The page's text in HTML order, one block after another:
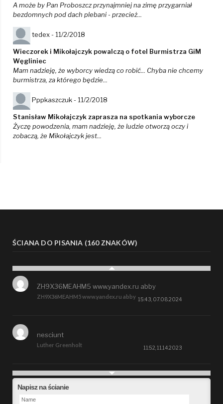
A może by Pan Proboszcz przynajmniej na zimę przygarniał
bezdomnych pod dach plebani - przecież...
tedex - 11/2/2018
Wieczorek i Mikołajczyk powalczą o fotel Burmistrza GiM
Węgliniec
Mam nadzieję, że wyborcy wiedzą co robić... Chyba nie chcemy
burmistrza, za którego będzie...
Pppkaszczuk - 11/2/2018
Stanisław Mikołajczyk zaprasza na spotkania wyborcze
Życzę powodzenia, mam nadzieję, że ludzie otworzą oczy i
zobaczą, że Mikołajczyk jest...
ŚCIANA DO PISANIA (160 ZNAKÓW)
ZH9X36MEAHM5 www.yandex.ru abby
ZH9X36MEAHM5 www.yandex.ru abby
15:43, 07.08.2024
Luther Greenholt
nesciunt
11:52, 11.14.2023
Future
Napisz na ścianie